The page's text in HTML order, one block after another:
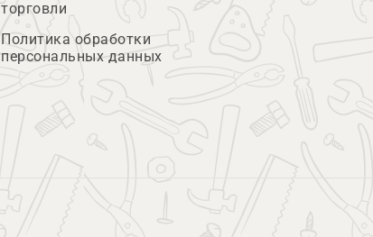
торговли
Политика обработки
персональных данных